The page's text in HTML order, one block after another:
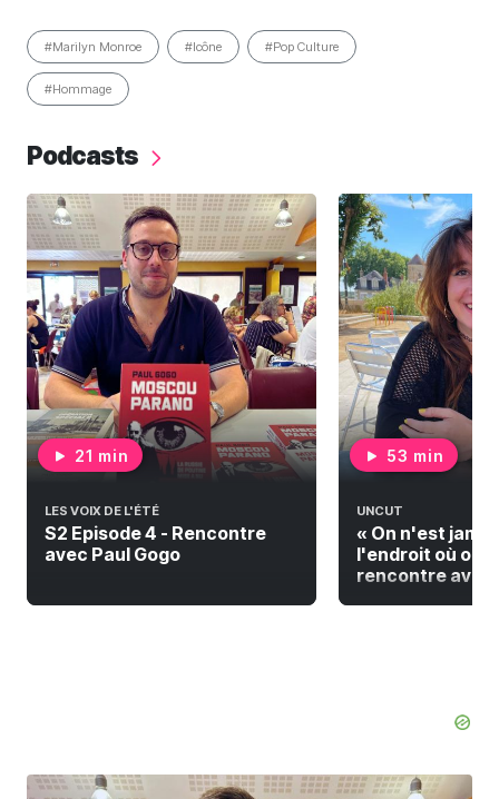
#Marilyn Monroe #Icône #Pop Culture
#Hommage
Podcasts
21 min
LES VOIX DE L'ÉTÉ
S2 Episode 4 - Rencontre
avec Paul Gogo
53 min
UNCUT
« On n'est
l'endroit où on
rencontre avec